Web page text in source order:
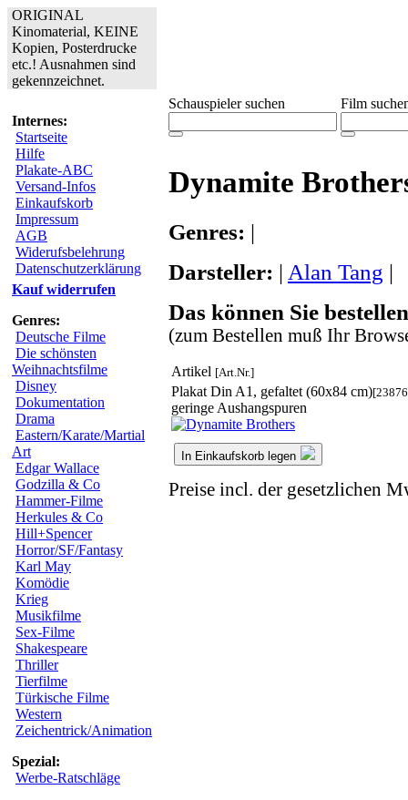
ORIGINAL
Kinomaterial, KEINE
Kopien, Posterdrucke
etc.! Ausnahmen sind
gekennzeichnet.
Internes:
Startseite
Hilfe
Plakate-ABC
Versand-Infos
Einkaufskorb
Impressum
AGB
Widerufsbelehrung
Datenschutzerklärung
Kauf widerrufen
Genres:
Deutsche Filme
Die schönsten
Weihnachtsfilme
Disney
Dokumentation
Drama
Eastern/Karate/Martial
Art
Edgar Wallace
Godzilla & Co
Hammer-Filme
Herkules & Co
Hill+Spencer
Horror/SF/Fantasy
Karl May
Komödie
Krieg
Musikfilme
Sex-Filme
Shakespeare
Thriller
Tierfilme
Türkische Filme
Western
Zeichentrick/Animation
Spezial:
Werbe-Ratschläge
Schauspieler suchen Film
Dynamite
Genres: |
Darsteller: | Alan Tang |
Das können Sie
(zum Bestellen muß Ihr
Artikel [Art.Nr.]
Plakat Din A1, gefaltet (60x84 cm)
geringe Aushangspuren
In Einkaufskorb legen
Preise incl. der gesetzlichen